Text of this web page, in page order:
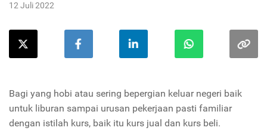
12 Juli 2022
Bagi yang hobi atau sering bepergian keluar negeri baik
untuk liburan sampai urusan pekerjaan pasti familiar
dengan istilah kurs, baik itu kurs jual dan kurs beli.